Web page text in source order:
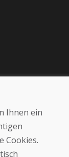
Ihnen ein
Cookies.